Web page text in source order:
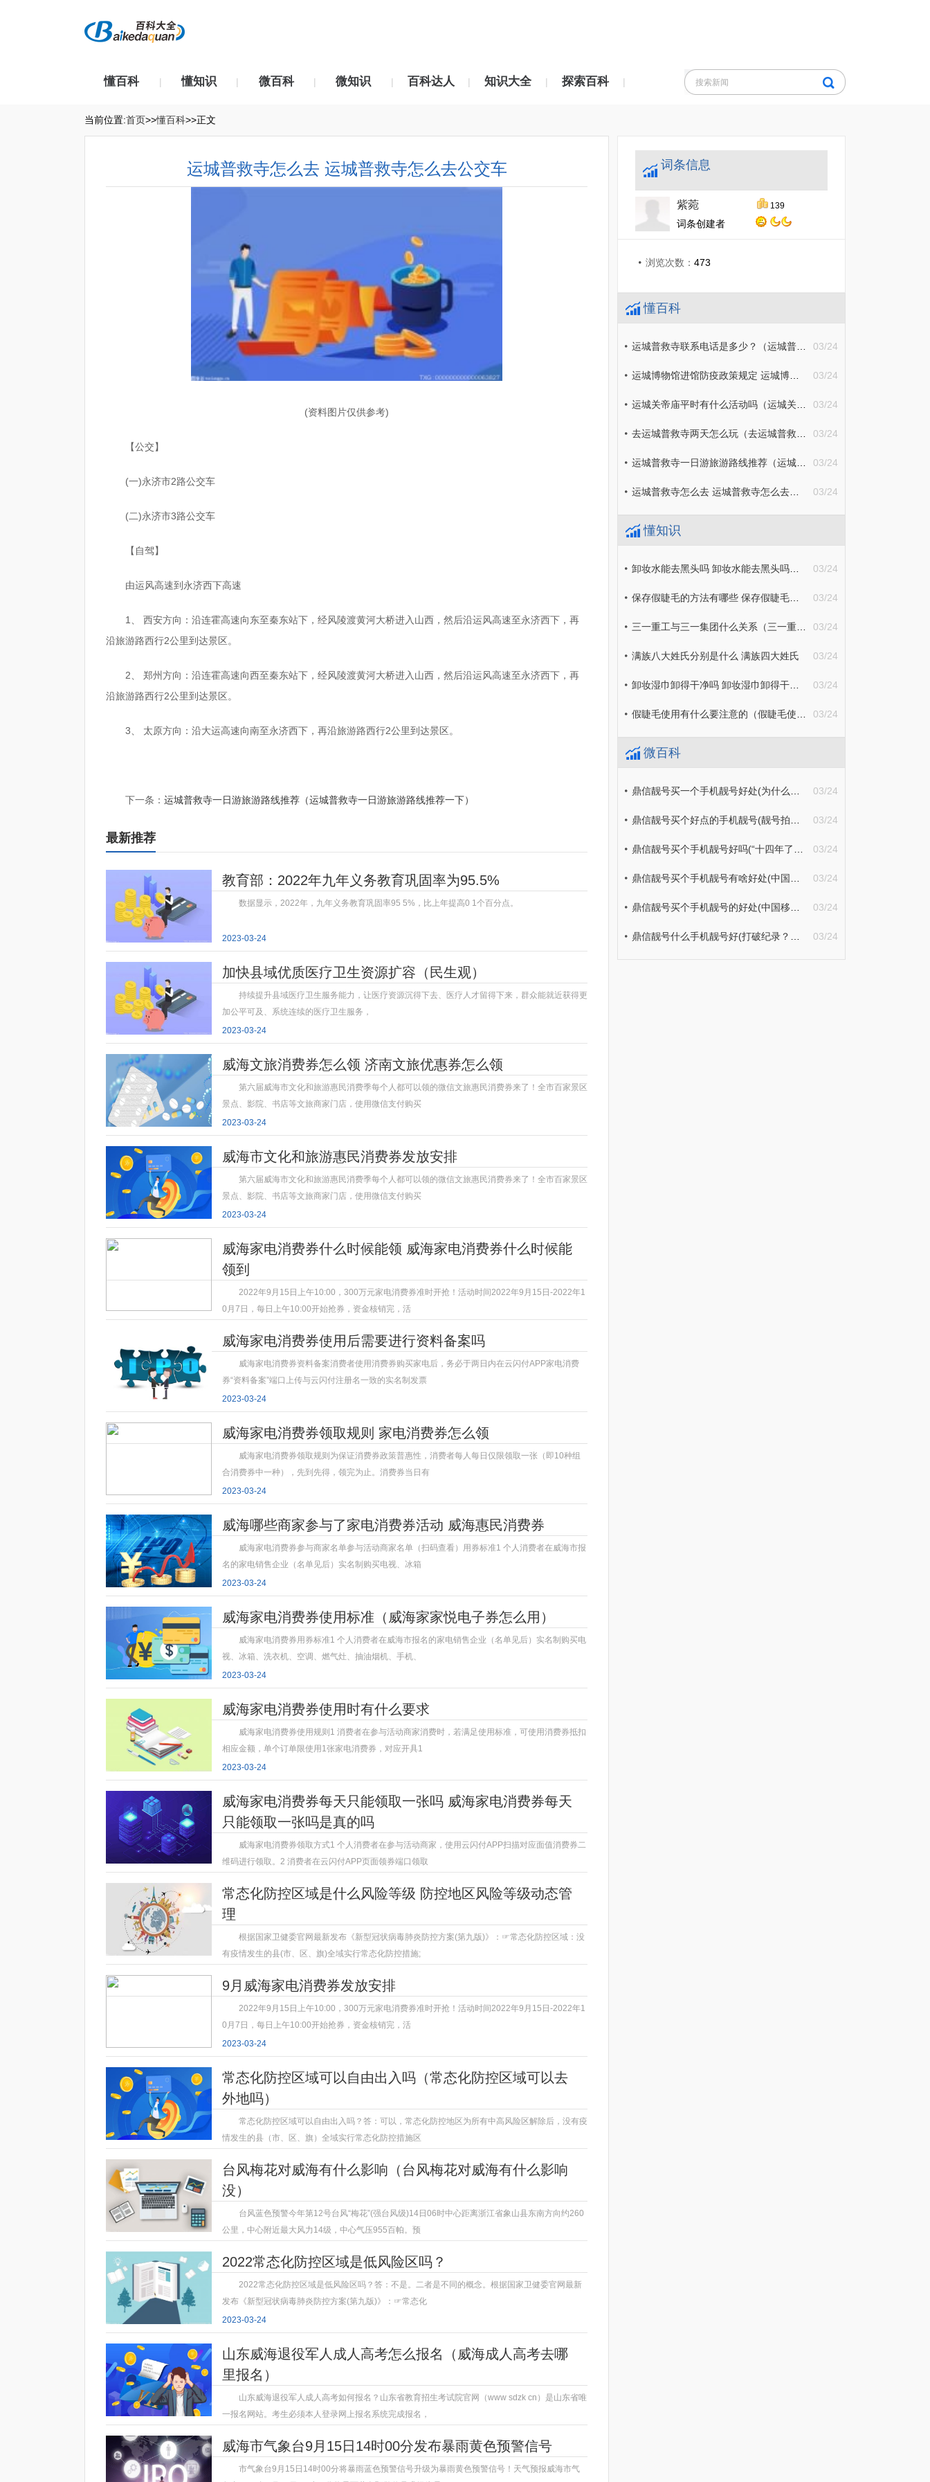
懂百科 | 懂知识 | 微百科 | 微知识 | 百科达人 | 知识大全 | 探索百科 |
当前位置:首页>>懂百科>>正文
运城普救寺怎么去 运城普救寺怎么去公交车
(资料图片仅供参考)
【公交】
(一)永济市2路公交车
(二)永济市3路公交车
【自驾】
由运风高速到永济西下高速
1、 西安方向：沿连霍高速向东至秦东站下，经风陵渡黄河大桥进入山西，然后沿运风高速至永济西下，再
沿旅游路西行2公里到达景区。
2、 郑州方向：沿连霍高速向西至秦东站下，经风陵渡黄河大桥进入山西，然后沿运风高速至永济西下，再
沿旅游路西行2公里到达景区。
3、 太原方向：沿大运高速向南至永济西下，再沿旅游路西行2公里到达景区。
下一条： 运城普救寺一日游旅游路线推荐（运城普救寺一日游旅游路线推荐一下）
最新推荐
教育部：2022年九年义务教育巩固率为95.5%
数据显示，2022年，九年义务教育巩固率95 5%，比上年提高0 1个百分点。
2023-03-24
加快县域优质医疗卫生资源扩容（民生观）
持续提升县域医疗卫生服务能力，让医疗资源沉得下去、医疗人才留得下来，群众能就近获得更
加公平可及、系统连续的医疗卫生服务，
2023-03-24
威海文旅消费券怎么领 济南文旅优惠券怎么领
第六届威海市文化和旅游惠民消费季每个人都可以领的微信文旅惠民消费券来了！全市百家景区
景点、影院、书店等文旅商家门店，使用微信支付购买
2023-03-24
威海市文化和旅游惠民消费券发放安排
第六届威海市文化和旅游惠民消费季每个人都可以领的微信文旅惠民消费券来了！全市百家景区
景点、影院、书店等文旅商家门店，使用微信支付购买
2023-03-24
威海家电消费券什么时候能领 威海家电消费券什么时候能
领到
2022年9月15日上午10:00，300万元家电消费券准时开抢！活动时间2022年9月15日-2022年1
0月7日，每日上午10:00开始抢券，资金核销完，活
威海家电消费券使用后需要进行资料备案吗
威海家电消费券资料备案消费者使用消费券购买家电后，务必于两日内在云闪付APP家电消费
券“资料备案”端口上传与云闪付注册名一致的实名制发票
2023-03-24
威海家电消费券领取规则 家电消费券怎么领
威海家电消费券领取规则为保证消费券政策普惠性，消费者每人每日仅限领取一张（即10种组
合消费券中一种），先到先得，领完为止。消费券当日有
2023-03-24
威海哪些商家参与了家电消费券活动 威海惠民消费券
威海家电消费券参与商家名单参与活动商家名单（扫码查看）用券标准1 个人消费者在威海市报
名的家电销售企业（名单见后）实名制购买电视、冰箱
2023-03-24
威海家电消费券使用标准（威海家家悦电子券怎么用）
威海家电消费券用券标准1 个人消费者在威海市报名的家电销售企业（名单见后）实名制购买电
视、冰箱、洗衣机、空调、燃气灶、抽油烟机、手机、
2023-03-24
威海家电消费券使用时有什么要求
威海家电消费券使用规则1 消费者在参与活动商家消费时，若满足使用标准，可使用消费券抵扣
相应金额，单个订单限使用1张家电消费券，对应开具1
2023-03-24
威海家电消费券每天只能领取一张吗 威海家电消费券每天
只能领取一张吗是真的吗
威海家电消费券领取方式1 个人消费者在参与活动商家，使用云闪付APP扫描对应面值消费券二
维码进行领取。2 消费者在云闪付APP页面领券端口领取
常态化防控区域是什么风险等级 防控地区风险等级动态管
理
根据国家卫健委官网最新发布《新型冠状病毒肺炎防控方案(第九版)》：☞常态化防控区域：没
有疫情发生的县(市、区、旗)全域实行常态化防控措施;
9月威海家电消费券发放安排
2022年9月15日上午10:00，300万元家电消费券准时开抢！活动时间2022年9月15日-2022年1
0月7日，每日上午10:00开始抢券，资金核销完，活
2023-03-24
常态化防控区域可以自由出入吗（常态化防控区域可以去
外地吗）
常态化防控区域可以自由出入吗？答：可以，常态化防控地区为所有中高风险区解除后，没有疫
情发生的县（市、区、旗）全域实行常态化防控措施区
台风梅花对威海有什么影响（台风梅花对威海有什么影响
没）
台风蓝色预警今年第12号台风“梅花”(强台风级)14日06时中心距离浙江省象山县东南方向约260
公里，中心附近最大风力14级，中心气压955百帕。预
2022常态化​防控区域是低风​险区吗？
2022常态化防控区域是低风险区吗？答：不是。二者是不同的概念。根据国家卫健委官网最新
发布《新型冠状病毒肺炎防控方案(第九版)》：☞常态化
2023-03-24
山东威海退役军人成人高考怎么报名（威海成人高考去哪
里报名）
山东威海退役军人成人高考如何报名？山东省教育招生考试院官网（www sdzk cn）是山东省唯
一报名网站。考生必须本人登录网上报名系统完成报名，
威海市气象台9月15日14时00分发布暴雨黄色预警信号
市气象台9月15日14时00分将暴雨蓝色预警信号升级为暴雨黄色预警信号！天气预报威海市气
词条信息
紫菀 139
词条创建者
浏览次数： 473
懂百科
03/24
运城普救寺联系电话是多少？（运城普救寺联系电话是多少号）
03/24
运城博物馆进馆防疫政策规定 运城博物馆进馆防疫政策规定文件
03/24
运城关帝庙平时有什么活动吗（运城关帝庙庙会）
03/24
去运城普救寺两天怎么玩（去运城普救寺两天怎么玩最合适）
03/24
运城普救寺一日游旅游路线推荐（运城普救寺一日游旅游路线推荐一下）
03/24
运城普救寺怎么去 运城普救寺怎么去公交车
懂知识
03/24
卸妆水能去黑头吗 卸妆水能去黑头吗怎么用
03/24
保存假睫毛的方法有哪些 保存假睫毛的方法有哪些呢
03/24
三一重工与三一集团什么关系（三一重工和三一集团什么关系）
03/24
满族八大姓氏分别是什么 满族四大姓氏
03/24
卸妆湿巾卸得干净吗 卸妆湿巾卸得干净吗女生
03/24
假睫毛使用有什么要注意的（假睫毛使用有什么要注意的问题）
微百科
03/24
鼎信靓号买一个手机靓号好处(为什么手机靓号价值只升不降？（深度好文）)
03/24
鼎信靓号买个好点的手机靓号(靓号拍卖背后：8个“7”连号拍出391万，9个“6”连号1366万起拍)
03/24
鼎信靓号买个手机靓号好吗(“十四年了，我们的手机号码没敢换过”)
03/24
鼎信靓号买个手机靓号有啥好处(中国移动10年没换号，老用户可享3大“特权”！终于良心了)
03/24
鼎信靓号买个手机靓号的好处(中国移动2个珍贵号段，被称“老板号”、“古董号”，你有吗？)
03/24
鼎信靓号什么手机靓号好(打破纪录？联通靓号15666666666起拍价高达1366万元)